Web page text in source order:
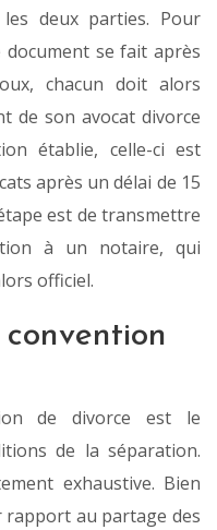
deux parties. Pour
se fait après
chacun doit alors
de son avocat divorce
établie, celle-ci est
après un délai de 15
est de transmettre
à un notaire, qui
officiel.
de divorce est le
de la séparation.
exhaustive. Bien
rapport au partage des